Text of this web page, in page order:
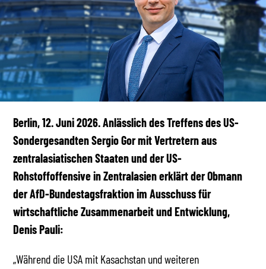
MEDIATHEK
Berlin, 12. Juni 2026. Anlässlich des Treffens des US-
Sondergesandten Sergio Gor mit Vertretern aus
zentralasiatischen Staaten und der US-
Rohstoffoffensive in Zentralasien erklärt der Obmann
der AfD-Bundestagsfraktion im Ausschuss für
wirtschaftliche Zusammenarbeit und Entwicklung,
Denis Pauli:
„Während die USA mit Kasachstan und weiteren